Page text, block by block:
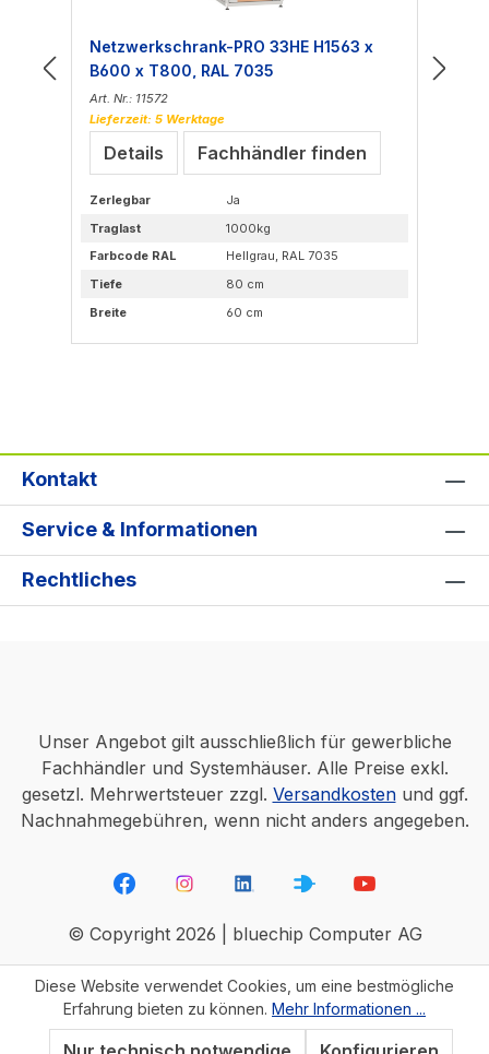
Netzwerkschrank-PRO 33HE H1563 x
B600 x T800, RAL 7035
Art. Nr.: 11572
Lieferzeit: 5 Werktage
Details Fachhändler finden
Zerlegbar
Ja
Traglast
1000kg
Farbcode RAL
Hellgrau, RAL 7035
Tiefe
80 cm
Breite
60 cm
Kontakt
Service & Informationen
Rechtliches
Unser Angebot gilt ausschließlich für gewerbliche
Fachhändler und Systemhäuser. Alle Preise exkl.
gesetzl. Mehrwertsteuer zzgl. Versandkostenund ggf.
Nachnahmegebühren, wenn nicht anders angegeben.
© Copyright 2026 | bluechip Computer AG
Diese Website verwendet Cookies, um eine bestmögliche
Erfahrung bieten zu können. Mehr Informationen ...